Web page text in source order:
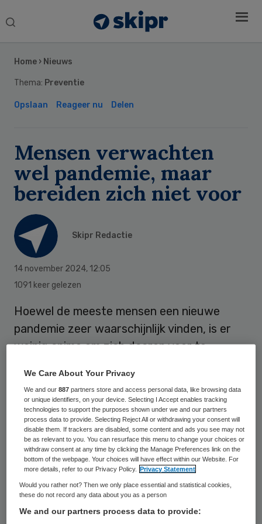
Search
Home › Nieuws
Thema: Preventie
Opslaan Reageer nu Delen
Mensen verwachten
wel pandemie, maar
bereiden zich niet voor
Skipr Redactie
14 november 2024, 12:05
1091 keer gelezen
Hoewel de meeste mensen een nieuwe
pandemie zeer waarschijnlijk vinden, is er
weinig animo om zich daarop voor te
“Een reden die mensen hiervoor gaven is
het idee dat je de toekomst niet kunt
voorspellen (en je er dus ook niet op kunt
voorbereiden). Daarnaast wil men niet aan
negatieve zaken denken vanwege de
zorgen die daarmee gepaard gaan en
Sidebar
We Care About Your Privacy
We and our887 partners store and access personal data, like browsing data
or unique identifiers, on your device. Selecting I Accept enables tracking
technologies to support the purposes shown under we and our partners
process data to provide. Selecting Reject All or withdrawing your consent will
disable them. If trackers are disabled, some content and ads you see may not
be as relevant to you. You can resurface this menu to change your choices or
withdraw consent at any time by clicking the Manage Preferences link on the
bottom of the webpage. Your choices will have effect within our Website. For
more details, refer to our Privacy Policy.
Privacy Statement
Would you rather not? Then we only place essential and statistical cookies,
these do not record any data about you as a person
We and our partners process data to provide: